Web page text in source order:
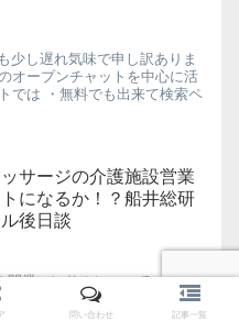
少し遅れ気味で申し訳ありま
オープンチャットを中心に活
では ・無料でも出来て検索ペ
サージの介護施設営業
になるか！？船井総研
後日談
開業コンサルについて↓ この船
た！ 今回の船井総研のお話
井総研の話を聞いたら介護施
問い合わせ 記事一覧